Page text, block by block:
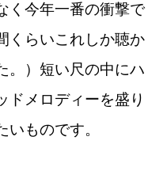
く今年一番の衝撃で
くらいこれしか聴か
。）短い尺の中にハ
ドメロディーを盛り
ものです。